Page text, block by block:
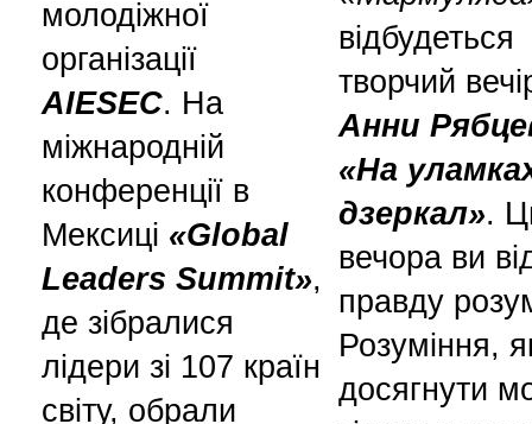
молодіжної
організації
AIESEC. На
міжнародній
конференції в
Мексиці «Global
Leaders Summit»,
де зібралися
лідери зі 107 країн
світу, обрали
відбудеться
творчий
Анни
«На
дзеркал».
вечора ви
правду
Розуміння,
досягнути